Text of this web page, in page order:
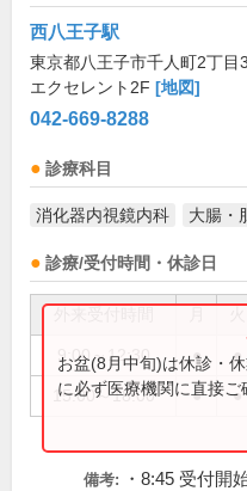
西八王子駅
東京都八王子市千人町2丁目
エクセレント2F [地図]
042-669-8288
診療科目
消化器内視鏡内科 大腸・
診療/受付時間・休診日
9:00～12:30 ● ●
15:00～18:00 ● ●
お盆(8月中旬)は休診・
に必ず医療機関に直接ご
備考:
・8:45 受付開